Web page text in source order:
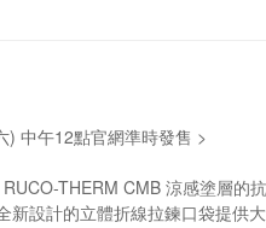
中午12點官網準時發售 >
THERM CMB 涼感塗層
設計的立體折線拉鍊口袋提供